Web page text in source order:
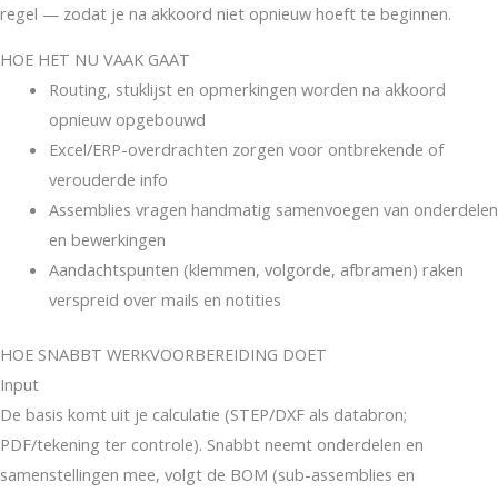
regel — zodat je na akkoord niet opnieuw hoeft te beginnen.
HOE HET NU VAAK GAAT
Routing, stuklijst en opmerkingen worden na akkoord
opnieuw opgebouwd
Excel/ERP-overdrachten zorgen voor ontbrekende of
verouderde info
Assemblies vragen handmatig samenvoegen van onderdelen
en bewerkingen
Aandachtspunten (klemmen, volgorde, afbramen) raken
verspreid over mails en notities
HOE SNABBT WERKVOORBEREIDING DOET
Input
De basis komt uit je calculatie (STEP/DXF als databron;
PDF/tekening ter controle). Snabbt neemt onderdelen en
samenstellingen mee, volgt de BOM (sub-assemblies en